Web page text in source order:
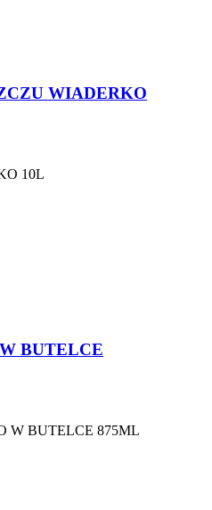
WIADERKO
10L
BUTELCE
W BUTELCE 875ML